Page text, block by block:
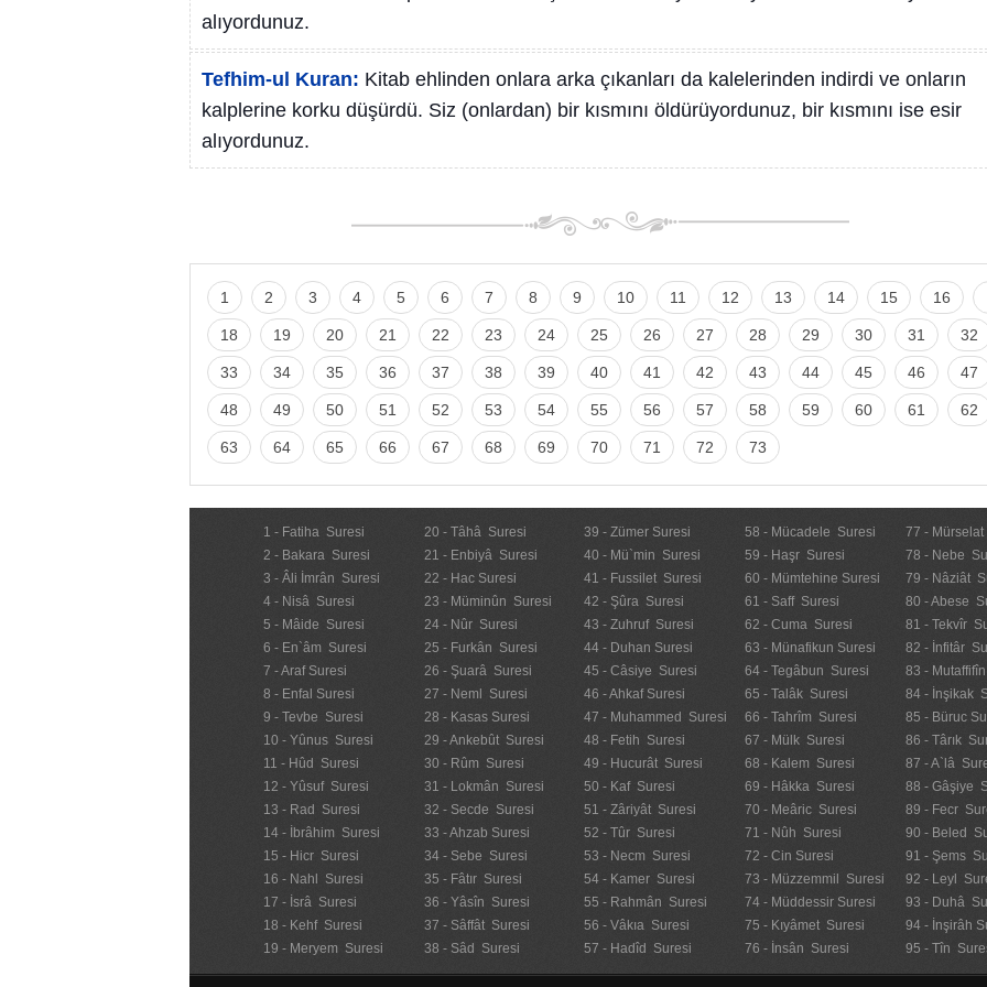
alıyordunuz.
Tefhim-ul Kuran: Kitab ehlinden onlara arka çıkanları da kalelerinden indirdi ve onların
kalplerine korku düşürdü. Siz (onlardan) bir kısmını öldürüyordunuz, bir kısmını ise esir
alıyordunuz.
1 2 3 4 5 6 7 8 9 10 11 12 13 14 15 16
18 19 20 21 22 23 24 25 26 27 28 29 30 31 32
33 34 35 36 37 38 39 40 41 42 43 44 45 46 47
48 49 50 51 52 53 54 55 56 57 58 59 60 61 62
63 64 65 66 67 68 69 70 71 72 73
1 - Fatiha Suresi
2 - Bakara Suresi
3 - Âli İmrân Suresi
4 - Nisâ Suresi
5 - Mâide Suresi
6 - En`âm Suresi
7 - Araf Suresi
8 - Enfal Suresi
9 - Tevbe Suresi
10 - Yûnus Suresi
11 - Hûd Suresi
12 - Yûsuf Suresi
13 - Rad Suresi
14 - İbrâhim Suresi
15 - Hicr Suresi
16 - Nahl Suresi
17 - İsrâ Suresi
18 - Kehf Suresi
19 - Meryem Suresi
20 - Tâhâ Suresi
21 - Enbiyâ Suresi
22 - Hac Suresi
23 - Müminûn Suresi
24 - Nûr Suresi
25 - Furkân Suresi
26 - Şuarâ Suresi
27 - Neml Suresi
28 - Kasas Suresi
29 - Ankebût Suresi
30 - Rûm Suresi
31 - Lokmân Suresi
32 - Secde Suresi
33 - Ahzab Suresi
34 - Sebe Suresi
35 - Fâtır Suresi
36 - Yâsîn Suresi
37 - Sâffât Suresi
38 - Sâd Suresi
39 - Zümer Suresi
40 - Mü`min Suresi
41 - Fussilet Suresi
42 - Şûra Suresi
43 - Zuhruf Suresi
44 - Duhan Suresi
45 - Câsiye Suresi
46 - Ahkaf Suresi
47 - Muhammed Suresi
48 - Fetih Suresi
49 - Hucurât Suresi
50 - Kaf Suresi
51 - Zâriyât Suresi
52 - Tûr Suresi
53 - Necm Suresi
54 - Kamer Suresi
55 - Rahmân Suresi
56 - Vâkıa Suresi
57 - Hadîd Suresi
58 - Mücadele Suresi
59 - Haşr Suresi
60 - Mümtehine Suresi
61 - Saff Suresi
62 - Cuma Suresi
63 - Münafikun Suresi
64 - Tegâbun Suresi
65 - Talâk Suresi
66 - Tahrîm Suresi
67 - Mülk Suresi
68 - Kalem Suresi
69 - Hâkka Suresi
70 - Meâric Suresi
71 - Nûh Suresi
72 - Cin Suresi
73 - Müzzemmil Suresi
74 - Müddessir Suresi
75 - Kıyâmet Suresi
76 - İnsân Suresi
77 - Mürselat
78 - Nebe
79 - Nâziât
80 - Abese
81 - Tekvîr
82 - İnfitâr
83 -
84 - İnşikak
85 - Büruc
86 - Târık
87 - A`lâ
88 - Gâşiye
89 - Fecr
90 - Beled
91 - Şems
92 - Leyl
93 - Duhâ
94 - İnşirâh
95 - Tîn